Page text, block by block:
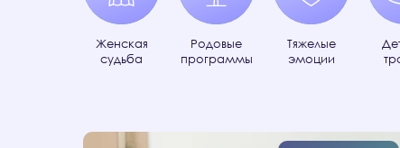
Родовые
программы
Женская
судьба
Тяжелые
эмоции